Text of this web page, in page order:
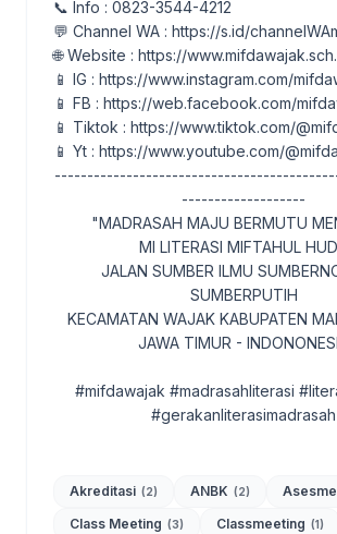
📞 Info : 0823-3544-4212
💬 Channel WA : https://s.id/
🌐 Website : https://
📱 IG : https://www.instagram.com/
📱 FB : https://web.facebook.com/
📱 Tiktok : https://www.tiktok.com/
📱 Yt : https://www.youtube.com/
-------------------
"MADRASAH MAJU BERMUTU
MI LITERASI MIFTAHUL
JALAN SUMBER ILMU
SUMBERPUTIH
KECAMATAN WAJAK KABUPATEN
JAWA TIMUR -
#mifdawajak #madrasahliterasi
#gerakanliterasimadrasah
Akreditasi (2) ANBK (2)
Class Meeting (3) Classmeeting (1)